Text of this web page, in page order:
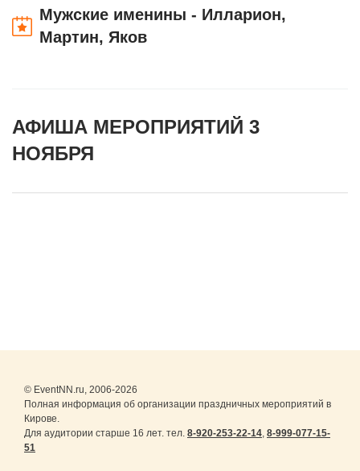
Мужские именины - Илларион,
Мартин, Яков
АФИША МЕРОПРИЯТИЙ 3
НОЯБРЯ
© EventNN.ru, 2006-2026
Полная информация об организации праздничных мероприятий в
Кирове.
Для аудитории старше 16 лет. тел. 8-920-253-22-14, 8-999-077-15-
51